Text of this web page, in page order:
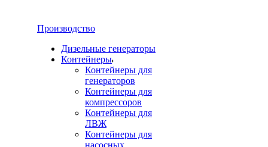
Производство
Дизельные генераторы
Контейнеры
Контейнеры для
генераторов
Контейнеры для
компрессоров
Контейнеры для
ЛВЖ
Контейнеры для
насосных